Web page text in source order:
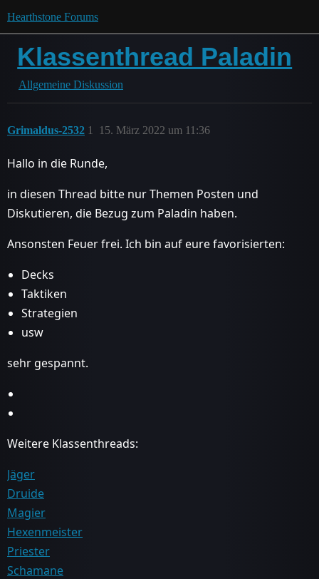
Hearthstone Forums
Klassenthread Paladin
Allgemeine Diskussion
Grimaldus-2532 15. März 2022 um 11:36
1
Hallo in die Runde,
in diesen Thread bitte nur Themen Posten und
Diskutieren, die Bezug zum Paladin haben.
Ansonsten Feuer frei. Ich bin auf eure favorisierten:
Decks
Taktiken
Strategien
usw
sehr gespannt.
Weitere Klassenthreads:
Jäger
Druide
Magier
Hexenmeister
Priester
Schamane